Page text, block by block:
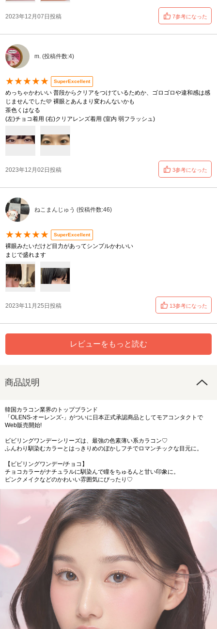
2023年12月07日投稿 7参考になった
m. (投稿件数:4)
★★★★★ SuperExcellent
めっちゃかわいい 普段からクリアをつけているためか、ゴロゴロや違和感は感
じませんでした🩷 裸眼とあんまり変わんないかも
茶色くはなる
(左)チョコ着用 (右)クリアレンズ着用 (室内 弱フラッシュ)
2023年12月02日投稿 3参考になった
ねこまんじゅう (投稿件数:46)
★★★★★ SuperExcellent
裸眼みたいだけど目力があってシンプルかわいい
まじで盛れます
2023年11月25日投稿 13参考になった
レビューをもっと読む
商品説明
韓国カラコン業界のトップブランド
「OLENS-オーレンズ-」がついに日本正式承認商品としてモアコンタクトで
Web販売開始!
ビビリングワンデーシリーズは、最強の色素薄い系カラコン♡
ふんわり馴染むカラーとはっきりめのぼかしフチでロマンチックな目元に。
【ビビリングワンデー/チョコ】
チョコカラーがナチュラルに馴染んで瞳をちゅるんと甘い印象に。
ピンクメイクなどのかわいい雰囲気にぴったり♡